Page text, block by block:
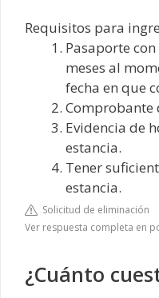
Requisitos para
Pasaporte
meses al
fecha en que
Comprobante
Evidencia de
estancia.
Tener
estancia.
Solicitud de eliminación
Ver respuesta completa en
¿Cuánto